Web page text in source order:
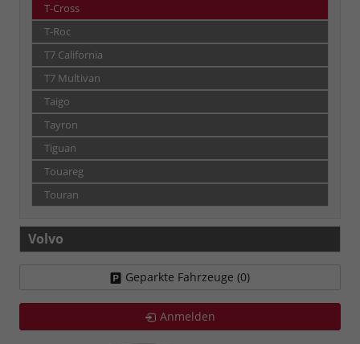
T-Cross
T-Roc
T7 California
T7 Multivan
Taigo
Tayron
Tiguan
Touareg
Touran
Volvo
Geparkte Fahrzeuge (0)
Anmelden